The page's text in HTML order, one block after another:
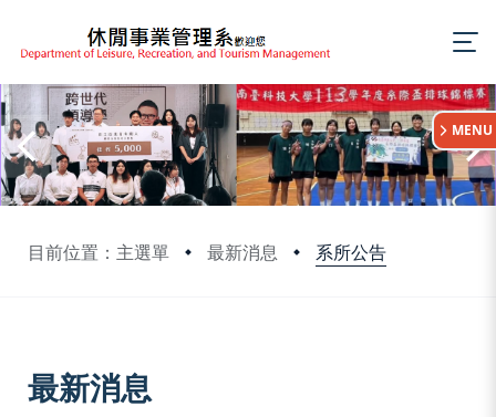
目前位置：主選單 最新消息 系所公告
:::
MENU
最新消息